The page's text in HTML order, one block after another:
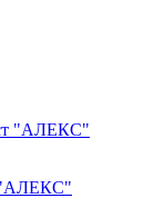
"АЛЕКС"